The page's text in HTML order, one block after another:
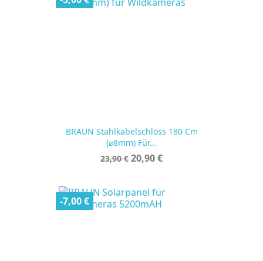
BRAUN Stahlkabelschloss 180 Cm
(⌀8mm) Für...
Verkaufspreis
23,90 € Preis
20,90 €
-7,00 €